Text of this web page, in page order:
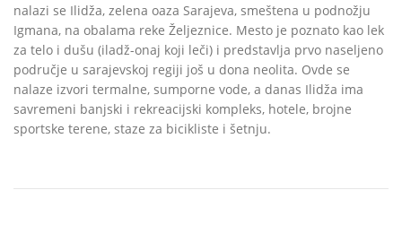
nalazi se Ilidža, zelena oaza Sarajeva, smeštena u podnožju
Igmana, na obalama reke Željeznice. Mesto je poznato kao lek
za telo i dušu (iladž-onaj koji leči) i predstavlja prvo naseljeno
područje u sarajevskoj regiji još u dona neolita. Ovde se
nalaze izvori termalne, sumporne vode, a danas Ilidža ima
savremeni banjski i rekreacijski kompleks, hotele, brojne
sportske terene, staze za bicikliste i šetnju.